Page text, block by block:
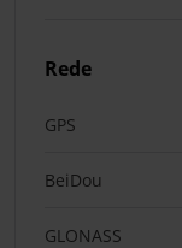
Rede
GPS
BeiDou
GLONASS